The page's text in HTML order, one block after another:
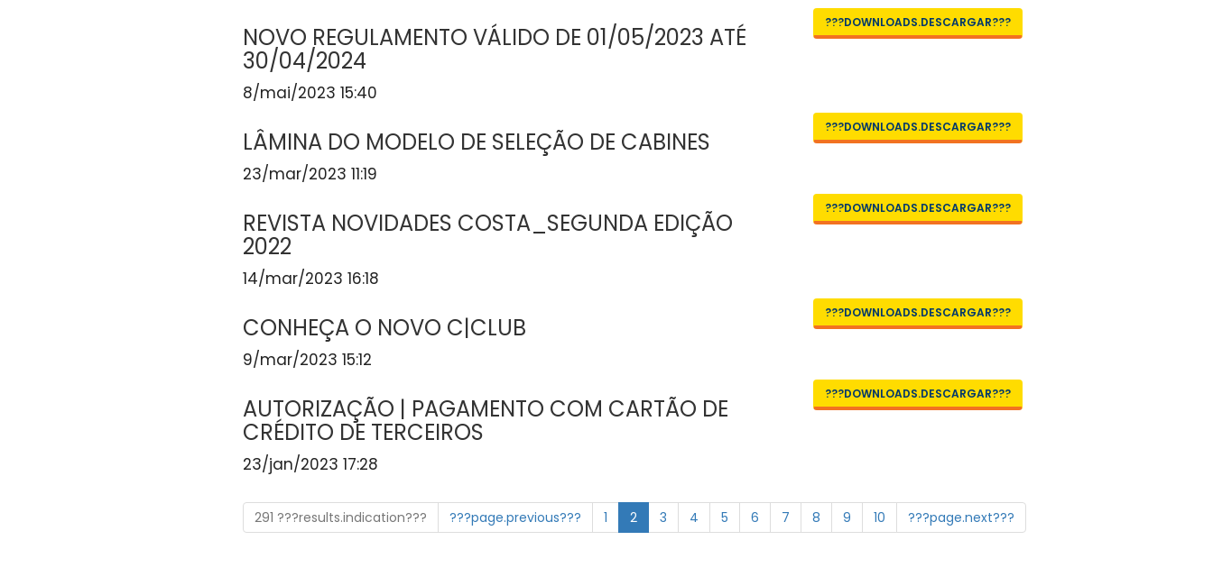
NOVO REGULAMENTO VÁLIDO DE 01/05/2023 ATÉ
30/04/2024
8/mai/2023 15:40
???DOWNLOADS.DESCARGAR???
LÂMINA DO MODELO DE SELEÇÃO DE CABINES
23/mar/2023 11:19
???DOWNLOADS.DESCARGAR???
REVISTA NOVIDADES COSTA_SEGUNDA EDIÇÃO
2022
14/mar/2023 16:18
???DOWNLOADS.DESCARGAR???
CONHEÇA O NOVO C|CLUB
9/mar/2023 15:12
???DOWNLOADS.DESCARGAR???
AUTORIZAÇÃO | PAGAMENTO COM CARTÃO DE
CRÉDITO DE TERCEIROS
23/jan/2023 17:28
???DOWNLOADS.DESCARGAR???
291 ???results.indication??? ???page.previous??? 1 2 3 4 5 6 7 8 9 10 ???page.next???